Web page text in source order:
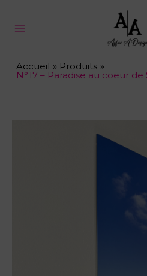
contenu
Accueil Produits
N°17 – Paradise au coeur